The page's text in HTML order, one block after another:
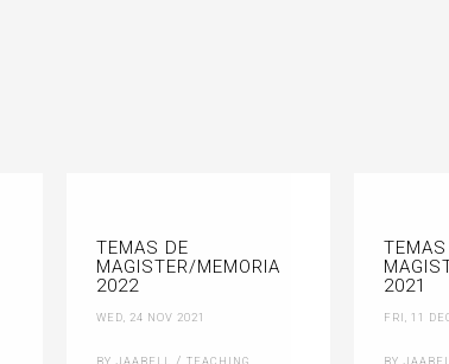
TEMAS DE
MAGISTER/MEMORIA
2022
WED, 24 NOV 2021
BY JAABELL TEACHING
2021
FRI, 11
BY